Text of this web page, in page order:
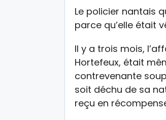
Le policier nantais
parce qu’elle était
Il y a trois mois,
Hortefeux, était
contrevenante
soit déchu de sa
reçu en